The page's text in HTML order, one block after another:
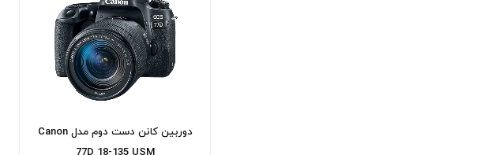
دوربین کانن دست دوم مدل Canon